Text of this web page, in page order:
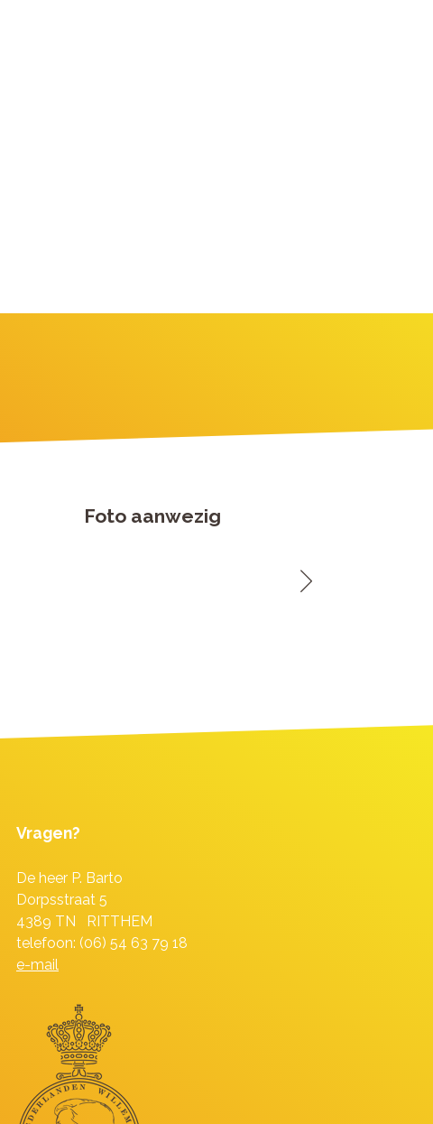
Foto aanwezig
Vragen?
De heer P. Barto
Dorpsstraat 5
4389 TN RITTHEM
telefoon: (06) 54 63 79 18
e-mail